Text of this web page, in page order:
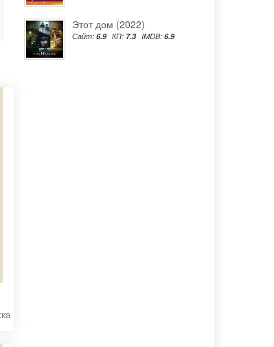
Этот дом (2022)
Сайт: 6.9 КП: 7.3 IMDB: 6.9